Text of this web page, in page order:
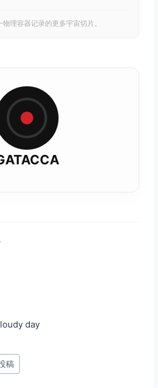
理容器记录的更多宇宙切片。
day
稿